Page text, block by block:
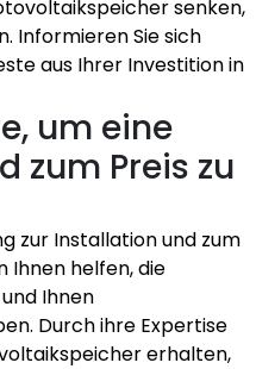
senken,
Informieren Sie sich
aus Ihrer Investition in
um eine
zum Preis zu
zur Installation und zum
Ihnen helfen, die
Ihnen
Durch ihre Expertise
erhalten,